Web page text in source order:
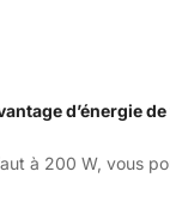
d’énergie
à 200 W, vous